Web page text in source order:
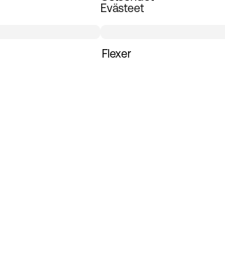
Evästeet
Flexer